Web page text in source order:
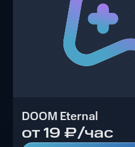
DOOM Eternal
от 19 ₽/час